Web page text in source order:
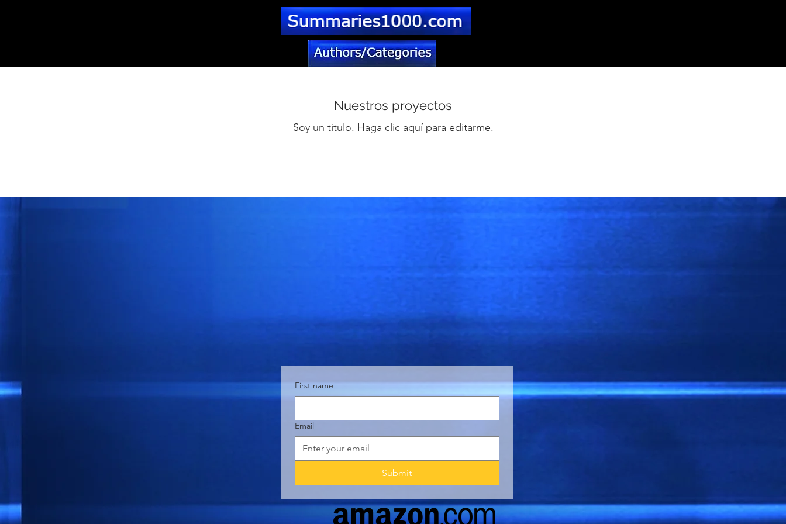
Nuestros proyectos
Soy un titulo. Haga clic aquí para editarme.
First name
Email
Submit